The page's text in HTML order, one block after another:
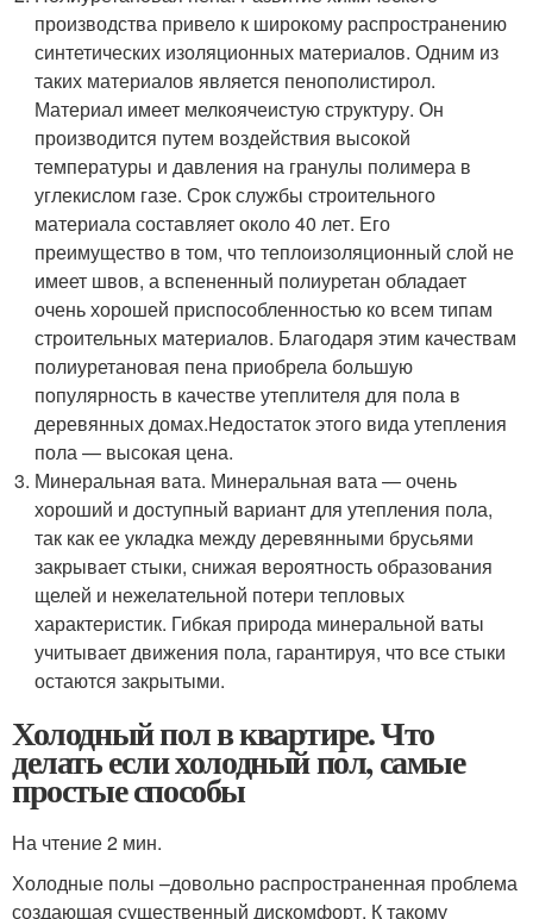
производства привело к широкому распространению
синтетических изоляционных материалов. Одним из
таких материалов является пенополистирол.
Материал имеет мелкоячеистую структуру. Он
производится путем воздействия высокой
температуры и давления на гранулы полимера в
углекислом газе. Срок службы строительного
материала составляет около 40 лет. Его
преимущество в том, что теплоизоляционный слой не
имеет швов, а вспененный полиуретан обладает
очень хорошей приспособленностью ко всем типам
строительных материалов. Благодаря этим качествам
полиуретановая пена приобрела большую
популярность в качестве утеплителя для пола в
деревянных домах.Недостаток этого вида утепления
пола — высокая цена.
Минеральная вата. Минеральная вата — очень
хороший и доступный вариант для утепления пола,
так как ее укладка между деревянными брусьями
закрывает стыки, снижая вероятность образования
щелей и нежелательной потери тепловых
характеристик. Гибкая природа минеральной ваты
учитывает движения пола, гарантируя, что все стыки
остаются закрытыми.
Холодный пол в квартире. Что
делать если холодный пол, самые
простые способы
На чтение 2 мин.
Холодные полы –довольно распространенная проблема
создающая существенный дискомфорт. К такому